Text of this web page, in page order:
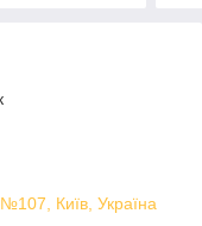
Київ, Україна